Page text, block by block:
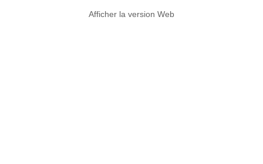
Afficher la version Web